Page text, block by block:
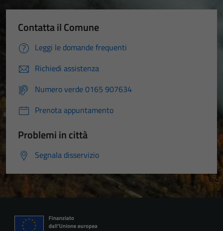
Contatta il Comune
Leggi le domande frequenti
Richiedi assistenza
Numero verde 0165 907634
Prenota appuntamento
Problemi in città
Segnala disservizio